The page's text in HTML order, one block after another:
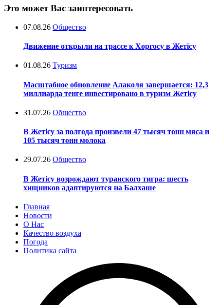
Это может Вас заинтересовать
07.08.26 Общество
Движение открыли на трассе к Хоргосу в Жетісу
01.08.26 Туризм
Масштабное обновление Алаколя завершается: 12,3
миллиарда тенге инвестировано в туризм Жетісу
31.07.26 Общество
В Жетісу за полгода произвели 47 тысяч тонн мяса и
105 тысяч тонн молока
29.07.26 Общество
В Жетісу возрождают туранского тигра: шесть
хищников адаптируются на Балхаше
Главная
Новости
О Нас
Качество воздуха
Погода
Политика сайта